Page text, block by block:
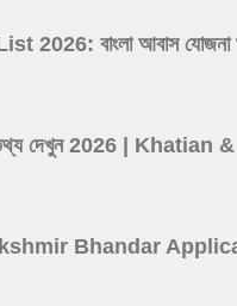
বাংলা আবাস যোজনা
জমির তথ্য দেখুন 2026 |
: Lakshmir